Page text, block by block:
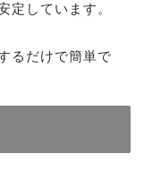
定しています。
るだけで簡単で